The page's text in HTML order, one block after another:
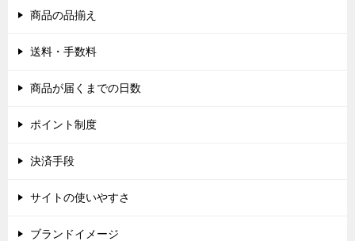
商品の品揃え
送料・手数料
商品が届くまでの日数
ポイント制度
決済手段
サイトの使いやすさ
ブランドイメージ